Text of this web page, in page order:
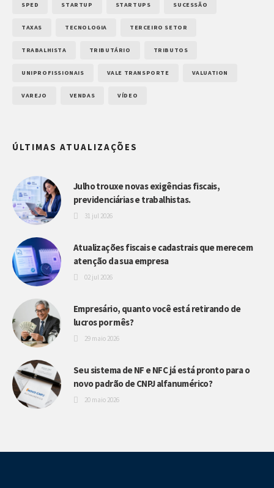
SPED STARTUP STARTUPS SUCESSÃO
TAXAS TECNOLOGIA TERCEIRO SETOR
TRABALHISTA TRIBUTÁRIO TRIBUTOS
UNIPROFISSIONAIS VALE TRANSPORTE VALUATION
VAREJO VENDAS VÍDEO
ÚLTIMAS ATUALIZAÇÕES
Julho trouxe novas exigências fiscais,
previdenciárias e trabalhistas.
31 jul 2026
Atualizações fiscais e cadastrais que merecem
atenção da sua empresa
02 jul 2026
Empresário, quanto você está retirando de
lucros por mês?
29 maio 2026
Seu sistema de NF e NFC já está pronto para o
novo padrão de CNPJ alfanumérico?
20 maio 2026